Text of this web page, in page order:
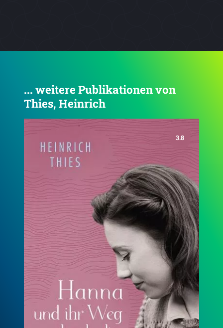
... weitere Publikationen von
Thies, Heinrich